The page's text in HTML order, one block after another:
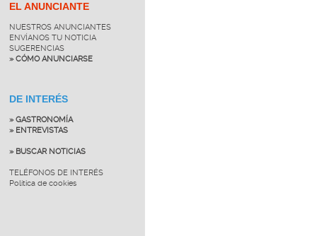
EL ANUNCIANTE
NUESTROS ANUNCIANTES
ENVÍANOS TU NOTICIA
SUGERENCIAS
» CÓMO ANUNCIARSE
DE INTERÉS
» GASTRONOMÍA
» ENTREVISTAS
» BUSCAR NOTICIAS
TELÉFONOS DE INTERÉS
Política de cookies